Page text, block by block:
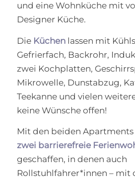
und eine Wohnküche mit
Designer Küche.
Die Küchenlassen mit
Gefrierfach, Backrohr,
zwei Kochplatten,
Mikrowelle, Dunstabzug,
Teekanne und vielen
keine Wünsche offen!
Mit den beiden Apartments
zwei barrierefreie
geschaffen, in denen auch
Rollstuhlfahrer*innen – mit